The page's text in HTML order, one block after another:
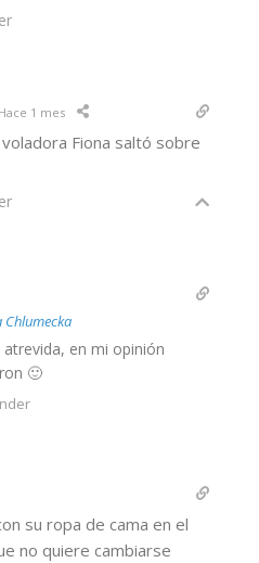
Hace 1 mes
Fiona saltó sobre
Chlumecka
en mi opinión
🙂
su ropa de cama en el
no quiere cambiarse